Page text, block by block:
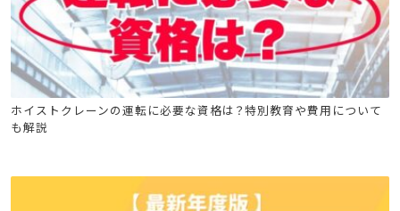
クレーン安全教育 巻上げ機の運転の業務に係る特別教育
移動式クレーンの運転特別教育
ホイストクレーンの運転に必要な資格は？特別教育や費用について
も解説